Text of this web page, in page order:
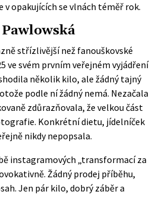
v opakujících se vlnách téměř rok.
střízlivější než fanouškovské
ve svém prvním veřejném vyjádření
několik kilo, ale žádný tajný
podle ní žádný nemá. Nezačala
zdůrazňovala, že velkou část
Konkrétní dietu, jídelníček
nikdy nepopsala.
instagramových „transformací za
Žádný prodej příběhu,
Jen pár kilo, dobrý záběr a